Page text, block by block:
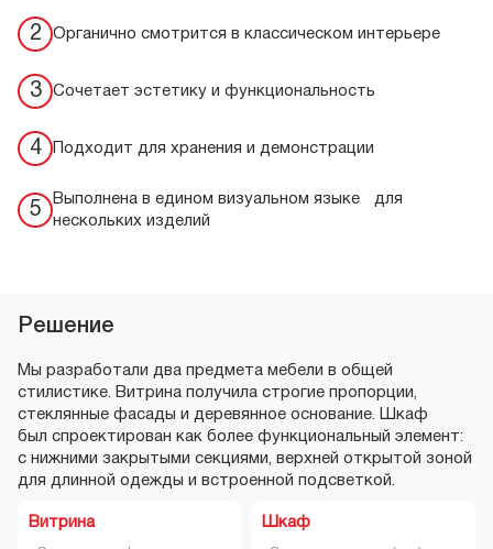
2 Органично смотрится в классическом интерьере
3 Сочетает эстетику и функциональность
4 Подходит для хранения и демонстрации
5
Выполнена в едином визуальном языке для
нескольких изделий
Решение
Мы разработали два предмета мебели в общей
стилистике. Витрина получила строгие пропорции,
стеклянные фасады и деревянное основание. Шкаф
был спроектирован как более функциональный элемент:
с нижними закрытыми секциями, верхней открытой зоной
для длинной одежды и встроенной подсветкой.
Витрина Шкаф